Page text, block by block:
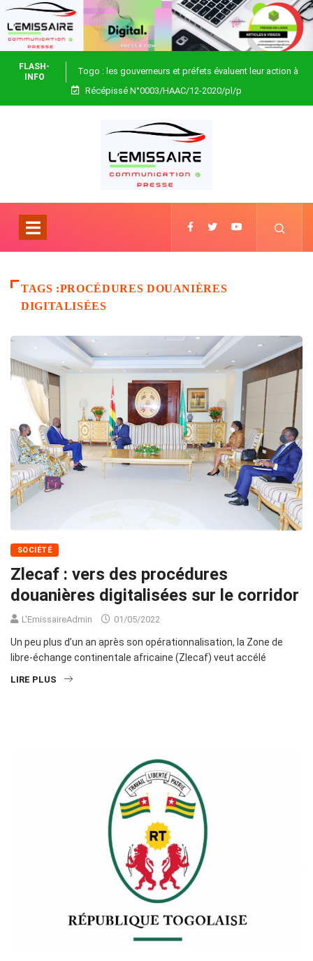
FLASH-
INFO
Togo : les gouverneurs et préfets évaluent leur action à
Blitta
Récépissé N°0003/HAAC/12-2020/pl/p
TAGS :PROCÉDURES DOUANIÈRES
DIGITALISÉES
SOCIÉTÉ
Zlecaf : vers des procédures
douanières digitalisées sur le corridor
L'EmissaireAdmin 01/05/2022
Un peu plus d’un an après son opérationnalisation, la Zone de
libre-échange continentale africaine (Zlecaf) veut accélé
LIRE PLUS